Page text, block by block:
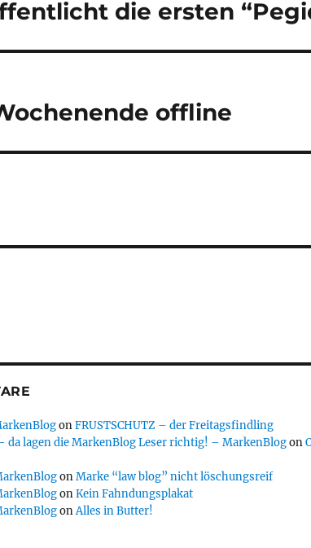
die ersten
offline
onFRUSTSCHUTZ – der Freitagsfindling
– da lagen die MarkenBlog Leser richtig! – MarkenBlogon
onMarke “law blog” nicht löschungsreif
onKein Fahndungsplakat
onAlles in Butter!